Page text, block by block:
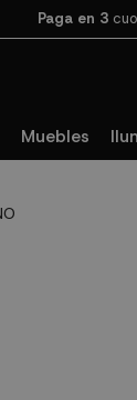
Paga en 3
Muebles